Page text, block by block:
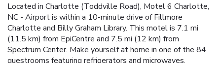
Located in Charlotte (Toddville Road), Motel 6 Charlotte,
NC - Airport is within a 10-minute drive of Fillmore
Charlotte and Billy Graham Library. This motel is 7.1 mi
(11.5 km) from EpiCentre and 7.5 mi (12 km) from
Spectrum Center. Make yourself at home in one of the 84
guestrooms featuring refrigerators and microwaves.